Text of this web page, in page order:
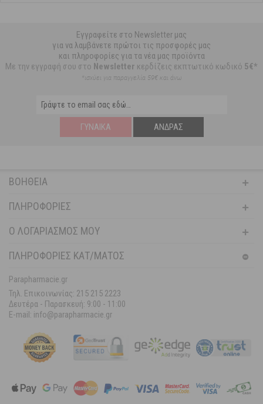
Εγγραφείτε στο Newsletter μας
για να λαμβάνετε πρώτοι τις προσφορές μας
και πληροφορίες για τα νέα μας προϊόντα
Με την εγγραφή σου στο Newsletter κερδίζεις εκπτωτικό κωδικό 5€*
*ισχύει για παραγγελία 59€ και άνω
ΓΥΝΑΊΚΑ ΆΝΔΡΑΣ
ΒΟΉΘΕΙΑ
ΠΛΗΡΟΦΟΡΊΕΣ
Ο ΛΟΓΑΡΙΑΣΜΌΣ ΜΟΥ
ΠΛΗΡΟΦΟΡΙΕΣ ΚΑΤ/ΜΑΤΟΣ
Parapharmacie.gr
Τηλ. Επικοινωνίας: 215 215 2223
Δευτέρα - Παρασκευή: 9:00 - 11:00
E-mail: info@parapharmacie.gr